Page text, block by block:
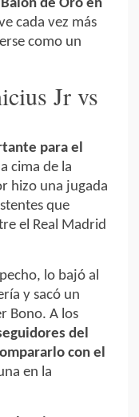
de Oro en
cada vez más
como un
Jr vs
para el
cima de la
hizo una jugada
que
el Real Madrid
lo bajó al
y sacó un
Bono. A los
del
con el
en la